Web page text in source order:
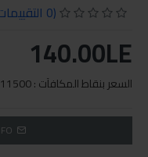
(0 التقييمات)
140.00LE
السعر بنقاط المكافآت : 11500